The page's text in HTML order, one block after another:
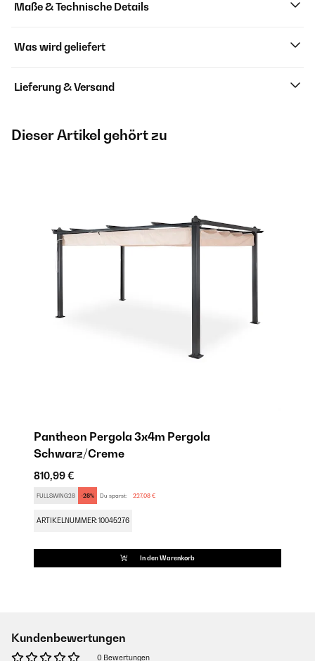
Maße & Technische Details
Was wird geliefert
Lieferung & Versand
Dieser Artikel gehört zu
Pantheon Pergola 3x4m Pergola
Schwarz/Creme
810,99 €
FULLSWING28 -28% Du sparst: 227,08 €
ARTIKELNUMMER: 10045276
In den Warenkorb
Kundenbewertungen
0 Bewertungen